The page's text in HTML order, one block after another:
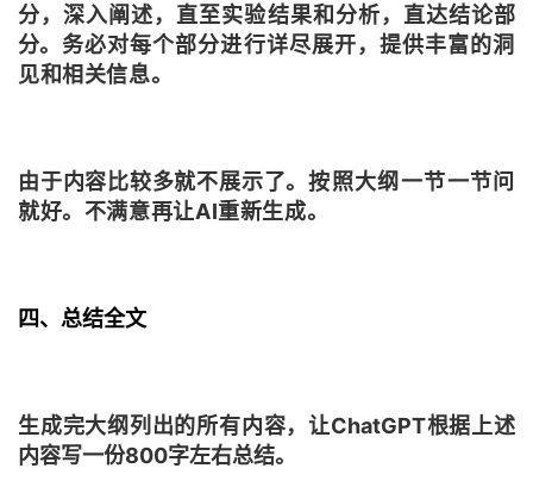
分，深入阐述，直至实验结果和分析，直达结论部
分。 务必对每个部分进行详尽展开，提供丰富的洞
见和相关信息。
由于内容比较多就不展示了。按照大纲一节一节问
就好。 不满意再让AI重新生成。
四、总结全文
生成完大纲列出的所有内容，让ChatGPT根据上述
内容写一份800字左右总结。